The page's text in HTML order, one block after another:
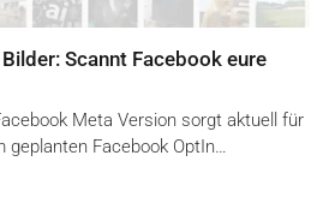
Scannt Facebook eure
Meta Version sorgt aktuell für
geplanten Facebook OptIn…